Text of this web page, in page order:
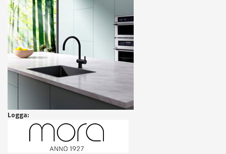
Logga: